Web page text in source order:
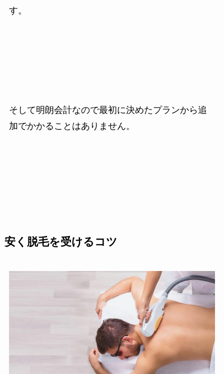
す。
そして明朗会計なので最初に決めたプランから追
加でかかることはありません。
安く脱毛を受けるコツ